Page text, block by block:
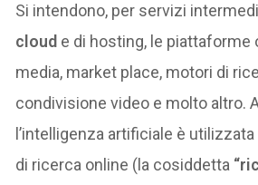
Si intendono, per servizi
cloud e di hosting, le piattaforme
media, market place, motori di
condivisione video e molto altro.
l’intelligenza artificiale è
di ricerca online (la cosiddetta